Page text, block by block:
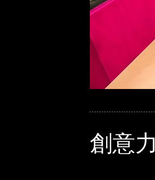
創意力